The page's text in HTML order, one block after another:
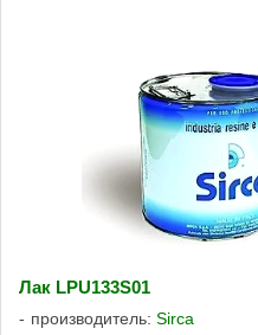
Лак LPU133S01
производитель: Sirca